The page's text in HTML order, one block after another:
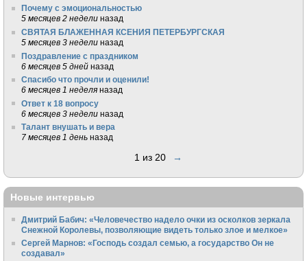
Почему с эмоциональностью
5 месяцев 2 недели назад
СВЯТАЯ БЛАЖЕННАЯ КСЕНИЯ ПЕТЕРБУРГСКАЯ
5 месяцев 3 недели назад
Поздравление с праздником
6 месяцев 5 дней назад
Спасибо что прочли и оценили!
6 месяцев 1 неделя назад
Ответ к 18 вопросу
6 месяцев 3 недели назад
Талант внушать и вера
7 месяцев 1 день назад
1 из 20 →
Новые интервью
Дмитрий Бабич: «Человечество надело очки из осколков зеркала
Снежной Королевы, позволяющие видеть только злое и мелкое»
Сергей Марнов: «Господь создал семью, а государство Он не
создавал»